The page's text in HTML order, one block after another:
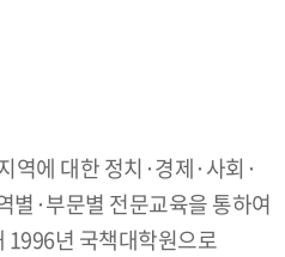
역에 대한 정치·경제·사회·
별·부문별 전문교육을 통하여
1996년 국책대학원으로